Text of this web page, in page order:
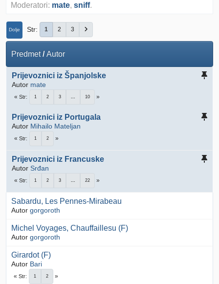
Moderatori: mate, sniff.
Dolje Str 1 2 3
Predmet/Autor
Prijevoznici iz Španjolske
Autor mate
Str 1 2 3 ... 10
Prijevoznici iz Portugala
Autor Mihailo Mateljan
Str 1 2
Prijevoznici iz Francuske
Autor Srđan
Str 1 2 3 ... 22
Sabardu, Les Pennes-Mirabeau
Autor gorgoroth
Michel Voyages, Chauffaillesu (F)
Autor gorgoroth
Girardot (F)
Autor Bari
Str 1 2